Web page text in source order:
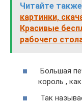
Читайте
картинки,
Красивые
рабочего
Большая
король ,
Так